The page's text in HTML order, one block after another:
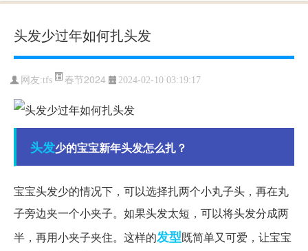
头发少过年如何扎头发
网友:tfs 春节2024 2024-02-10 03:19:17
头发少的宝宝新年头发怎么扎？
宝宝头发少的情况下，可以选择扎两个小丸子头，再在丸
子旁边夹一个小夹子。如果头发太短，可以将头发分成两
半，再用小夹子夹住。这样的发型既简单又可爱，让宝宝